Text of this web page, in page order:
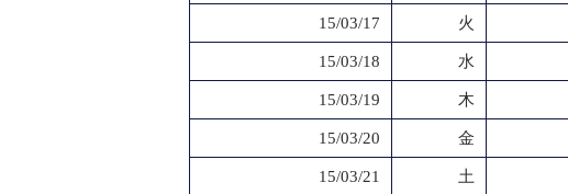
15/03/17 火
15/03/18 水
15/03/19 木
15/03/20 金
15/03/21 土